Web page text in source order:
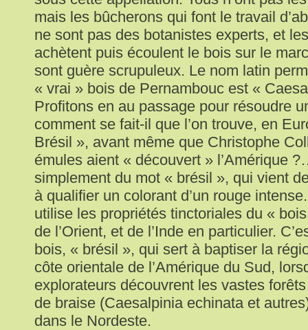
mais les bûcherons qui font le travail
ne sont pas des botanistes experts, et
achètent puis écoulent le bois sur le
sont guère scrupuleux. Le nom latin
« vrai » bois de Pernambouc est «
Profitons en au passage pour résoudre
comment se fait-il que l’on trouve, en
Brésil », avant même que Christophe
émules aient « découvert » l’Amérique
simplement du mot « brésil », qui vient
à qualifier un colorant d’un rouge
utilise les propriétés tinctoriales du «
de l’Orient, et de l’Inde en particulier.
bois, « brésil », qui sert à baptiser la
côte orientale de l’Amérique du Sud,
explorateurs découvrent les vastes
de braise (Caesalpinia echinata et
dans le Nordeste.